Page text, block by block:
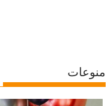
منوعات